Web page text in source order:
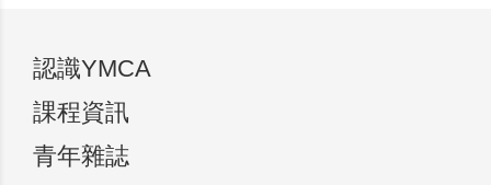
認識YMCA
課程資訊
青年雜誌